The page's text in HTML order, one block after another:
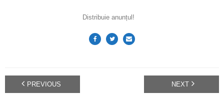
Distribuie anunțul!
PREVIOUS NEXT